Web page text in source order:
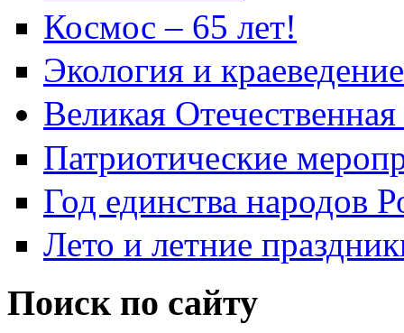
Космос – 65 лет!
Экология и краеведение
Великая
Патриотические
Год единства народов
Лето и летние
Поиск по сайту